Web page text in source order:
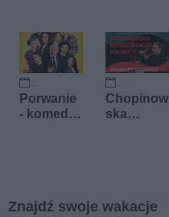
16 października 2026
Porwanie
- komedia
10 listopada 2026
Chopinow
ska
Znajdź swoje wakacje